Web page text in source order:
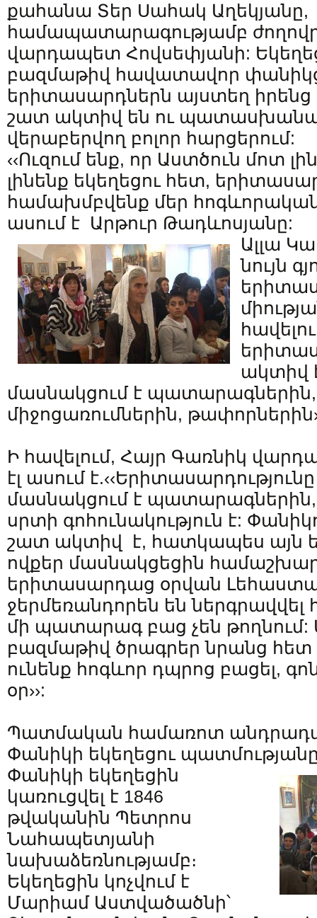
քահանա Տեր Սահակ Աղեկյանը,
համապատարագությամբ
վարդապետ Հովսեփյանի:
բազմաթիվ հավատավոր
երիտասարդներն այստեղ իրենց
շատ ակտիվ են ու
վերաբերվող բոլոր հարցերում:
‹‹Ուզում ենք, որ Աստծուն մոտ
լինենք եկեղեցու հետ,
համախմբվենք մեր
ասում է Արթուր Թադևոսյանը:
Ալլա
նույն
ակտիվ
մասնակցում է
միջոցառումներին,
Ի հավելում, Հայր Գառնիկ
էլ ասում
մասնակցում է պատարագներին,
սրտի գոհունակություն է:
շատ ակտիվ է, հատկապես այն
ովքեր մասնակցեցին
երիտասարդաց օրվան
ջերմեռանդորեն են ներգրավվել
մի պատարագ բաց չեն թողնում:
բազմաթիվ ծրագրեր նրանց
ունենք հոգևոր դպրոց բացել,
օր››:
Պատմական համառոտ
Փանիկի եկեղեցու
Փանիկի եկեղեցին
կառուցվել է 1846
թվականին Պետրոս
Նահապետյանի
նախաձեռնությամբ։
Եկեղեցին կոչվում է
Մարիամ Աստվածածնի՝